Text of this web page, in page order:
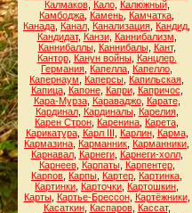
Калмаков, Кало, Калюжный,
Камбоджа Камень Камчатка
Канада Канал Канализация Кандид
Кандидат, Канзи, Каннибализм
Каннибаллы, Каннибалы, Кант,
Кантор, Канун войны, Канцлер.
Германия Капелла Капелло
Капернаум
Каперсы Капильская
Капица, Капоне, Капри, Капричос
Кара-Мурза, Караваджо, Карате,
Кардинал, Кардиналы, Карелия,
Карен Строн Каренина Карета
Карикатура, Карл III Карлин, Карма,
Кармазина Карманник Карманники
Карнавал, Карнеги, Карнеги-холл,
Карнеев, Карпаты, Карпентер,
Карпов Карпы Картер Картинка
Картинки Карточки Картошкин
Карты, Картье-Брессон, Картёжники,
Касаткин, Каспаров, Кассат,